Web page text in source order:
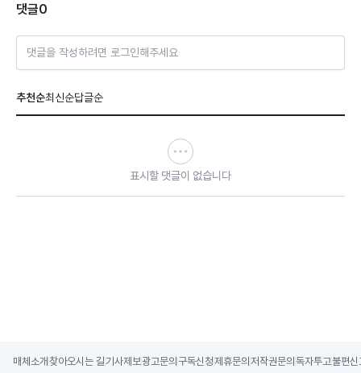
댓글0
댓글을 작성하려면 로그인해주세요
추천순최신순답글순
표시할 댓글이 없습니다
매체소개 찾아오시는 길기사제보광고문의 구독신청제휴문의 저작권문의 독자투고불편신